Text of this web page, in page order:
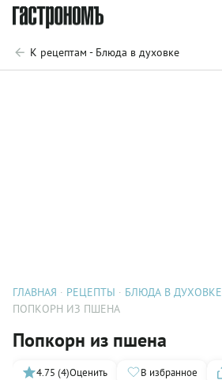
К рецептам - Блюда в духовке
ГЛАВНАЯ РЕЦЕПТЫ
БЛЮДА В ДУХОВКЕ
ПОПКОРН ИЗ ПШЕНА
Попкорн из пшена
4.75 (4)Оценить В избранное